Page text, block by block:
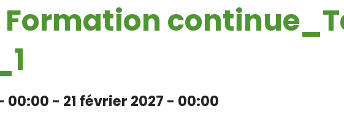
Formation
00:00 - 21 février 2027 - 00:00